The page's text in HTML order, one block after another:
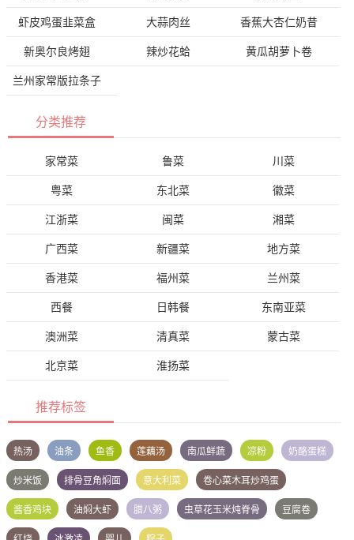
虾皮鸡蛋韭菜盒 大蒜肉丝 香蕉大杏仁奶昔
新奥尔良烤翅 辣炒花蛤 黄瓜胡萝卜卷
兰州家常版拉条子
分类推荐
家常菜 鲁菜 川菜
粤菜 东北菜 徽菜
江浙菜 闽菜 湘菜
广西菜 新疆菜 地方菜
香港菜 福州菜 兰州菜
西餐 日韩餐 东南亚菜
澳洲菜 清真菜 蒙古菜
北京菜 淮扬菜
推荐标签
热汤 油条 鱼香 莲藕汤 南瓜鲜蔬 凉粉 奶酪蛋糕
炒米饭 排骨豆角焖面 意大利菜 卷心菜木耳炒鸡蛋
酱香鸡块 油焖大虾 腊八粥 虫草花玉米炖脊骨 豆腐卷